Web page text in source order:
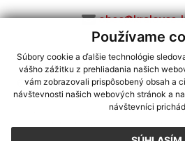
Používame
Súbory cookie a ďalšie technológie
vášho zážitku z prehliadania našich
vám zobrazovali prispôsobený obsah a
návštevnosti našich webových stránok a
návštevníci
obec@kralovce-
využite možnosť získavania
CMS systém (redakčný) systém
webex.digital, s.r.o.,